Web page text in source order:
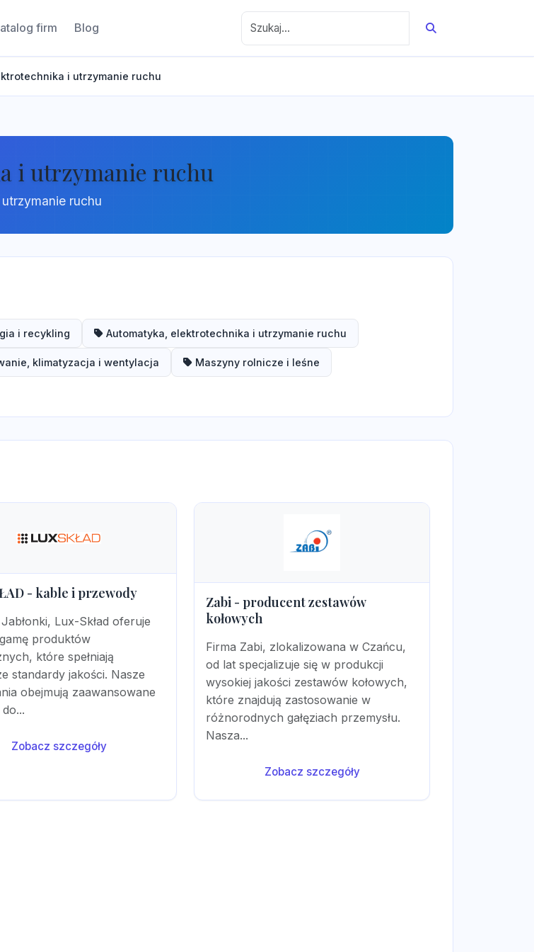
firm Blog
i utrzymanie ruchu
i utrzymanie ruchu
ruchu
i recykling Automatyka, elektrotechnika i utrzymanie ruchu
klimatyzacja i wentylacja Maszyny rolnicze i leśne
- kable i przewody
Lux-Skład oferuje
produktów
które spełniają
standardy jakości. Nasze
obejmują zaawansowane
Zobacz szczegóły
Zabi - producent zestawów
kołowych
Firma Zabi, zlokalizowana w Czańcu,
od lat specjalizuje się w produkcji
wysokiej jakości zestawów kołowych,
które znajdują zastosowanie w
różnorodnych gałęziach przemysłu.
Nasza...
Zobacz szczegóły